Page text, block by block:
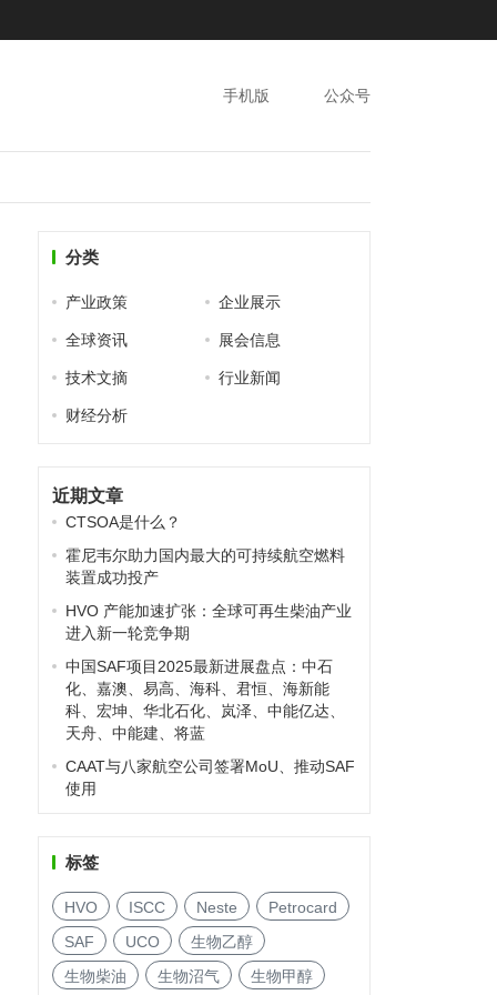
手机版 公众号
分类
产业政策 企业展示
全球资讯 展会信息
技术文摘 行业新闻
财经分析
近期文章
CTSOA是什么？
霍尼韦尔助力国内最大的可持续航空燃料
装置成功投产
HVO 产能加速扩张：全球可再生柴油产业
进入新一轮竞争期
中国SAF项目2025最新进展盘点：中石
化、嘉澳、易高、海科、君恒、海新能
科、宏坤、华北石化、岚泽、中能亿达、
天舟、中能建、将蓝
CAAT与八家航空公司签署MoU、推动SAF
使用
标签
HVO ISCC Neste
Petrocard
SAF
UCO
生物乙醇
生物柴油
生物沼气 生物甲醇